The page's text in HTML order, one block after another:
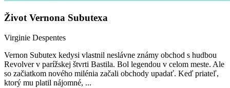
Život Vernona Subutexa
Virginie Despentes
Vernon Subutex kedysi vlastnil neslávne známy obchod s hudbou
Revolver v parížskej štvrti Bastila. Bol legendou v celom meste. Ale
so začiatkom nového milénia začali obchody upadať. Keď priateľ,
ktorý mu platil nájomné, ...